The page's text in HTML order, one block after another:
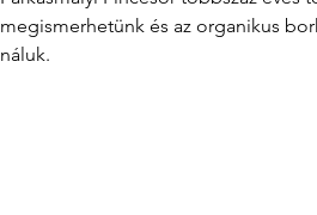
megismerhetünk és az organikus
náluk.